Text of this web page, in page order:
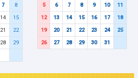
7
8
14
15
21
22
28
29
5
6 7 8 9 10
11
12
13 14 15 16 17
18
19
20 21 22 23 24
25
26
27 28 29 30 31